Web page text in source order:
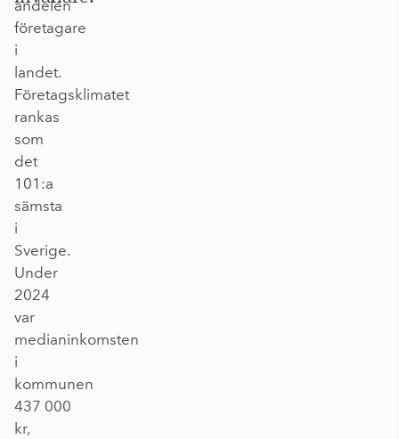
andelen
företagare
i
landet.
Företagsklimatet
rankas
som
det
101:a
sämsta
i
Sverige.
Under
2024
var
medianinkomsten
i
kommunen
437 000
kr,